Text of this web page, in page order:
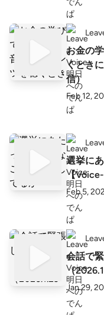
お金の
くとき
信）
Feb 12,
選挙に
【
Feb 5,
会話で
（
Jan 29,